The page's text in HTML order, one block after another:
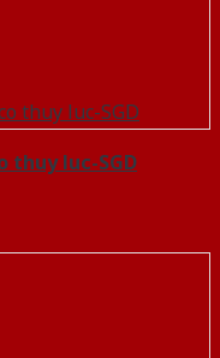
thuy luc-SGD